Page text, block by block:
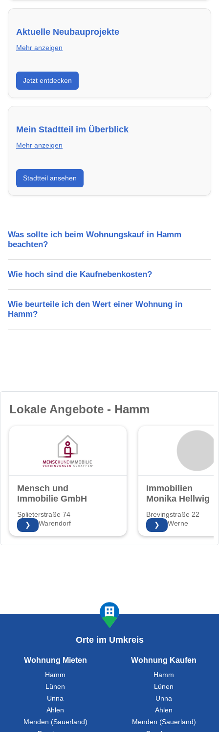
Aktuelle Neubauprojekte
Mehr anzeigen
Entdecke Neubauprojekte in Hamm – modern,
energieeffizient und sofort bezugsfertig.
Jetzt entdecken
Mein Stadtteil im Überblick
Mehr anzeigen
Erfahre mehr über deinen Stadtteil in Hamm:
Lebensqualität, Verkehrsanbindung, Schulen,
Freizeitmöglichkeiten und Mietpreise.
Stadtteil ansehen
Was sollte ich beim Wohnungskauf in Hamm
beachten?
Wie hoch sind die Kaufnebenkosten?
Wie beurteile ich den Wert einer Wohnung in
Hamm?
Lokale Angebote - Hamm
Mensch und
Immobilie GmbH
Splieterstraße 74
48231 Warendorf
❯
Immobilien
Monika Hellwig
Brevingstraße 22
59368 Werne
❯
Orte im Umkreis
Wohnung Mieten
Hamm
Lünen
Unna
Ahlen
Menden (Sauerland)
Wohnung Kaufen
Hamm
Lünen
Unna
Ahlen
Menden (Sauerland)